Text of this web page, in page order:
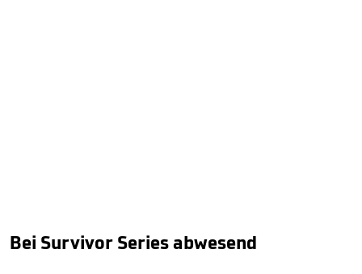
Bei Survivor Series abwesend